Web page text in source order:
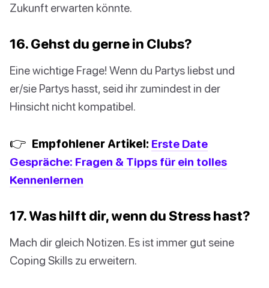
Zukunft erwarten könnte.
16. Gehst du gerne in Clubs?
Eine wichtige Frage! Wenn du Partys liebst und
er/sie Partys hasst, seid ihr zumindest in der
Hinsicht nicht kompatibel.
👉 Empfohlener Artikel: Erste Date
Gespräche: Fragen & Tipps für ein tolles
Kennenlernen
17. Was hilft dir, wenn du Stress hast?
Mach dir gleich Notizen. Es ist immer gut seine
Coping Skills zu erweitern.